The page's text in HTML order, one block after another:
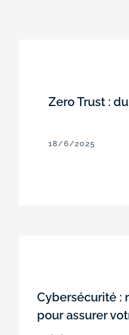
Zero Trust :
18/6/2025
Cybersécurité :
pour assurer